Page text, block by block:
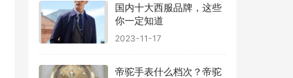
国内十大西服品牌，这些
你一定知道
2023-11-17
帝驼手表什么档次？帝驼